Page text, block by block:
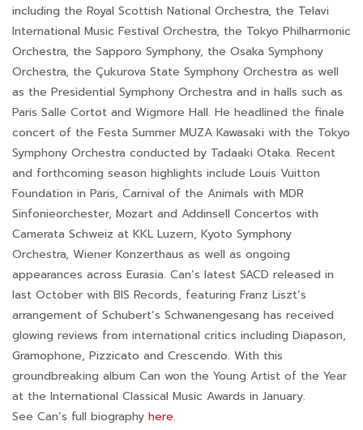
including the Royal Scottish National Orchestra, the Telavi
International Music Festival Orchestra, the Tokyo Philharmonic
Orchestra, the Sapporo Symphony, the Osaka Symphony
Orchestra, the Çukurova State Symphony Orchestra as well
as the Presidential Symphony Orchestra and in halls such as
Paris Salle Cortot and Wigmore Hall. He headlined the finale
concert of the Festa Summer MUZA Kawasaki with the Tokyo
Symphony Orchestra conducted by Tadaaki Otaka. Recent
and forthcoming season highlights include Louis Vuitton
Foundation in Paris, Carnival of the Animals with MDR
Sinfonieorchester, Mozart and Addinsell Concertos with
Camerata Schweiz at KKL Luzern, Kyoto Symphony
Orchestra, Wiener Konzerthaus as well as ongoing
appearances across Eurasia. Can’s latest SACD released in
last October with BIS Records, featuring Franz Liszt’s
arrangement of Schubert’s Schwanengesang has received
glowing reviews from international critics including Diapason,
Gramophone, Pizzicato and Crescendo. With this
groundbreaking album Can won the Young Artist of the Year
at the International Classical Music Awards in January.
See Can’s full biography here.